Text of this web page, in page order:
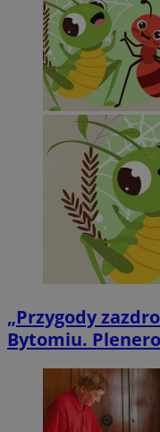
„Przygody
Bytomiu.